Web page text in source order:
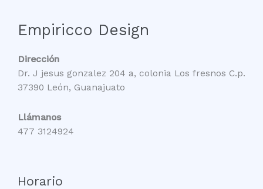
Empiricco Design
Dirección
Dr. J jesus gonzalez 204 a, colonia Los fresnos C.p.
37390 León, Guanajuato
Llámanos
477 3124924
Horario